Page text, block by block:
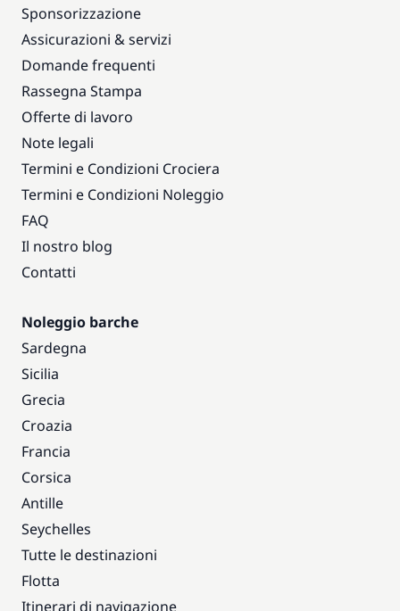
Sponsorizzazione
Assicurazioni & servizi
Domande frequenti
Rassegna Stampa
Offerte di lavoro
Note legali
Termini e Condizioni Crociera
Termini e Condizioni Noleggio
FAQ
Il nostro blog
Contatti
Noleggio barche
Sardegna
Sicilia
Grecia
Croazia
Francia
Corsica
Antille
Seychelles
Tutte le destinazioni
Flotta
Itinerari di navigazione